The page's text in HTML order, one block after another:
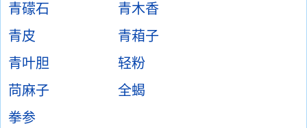
青礞石
青木香
青皮
青葙子
青叶胆
轻粉
苘麻子
全蝎
拳参